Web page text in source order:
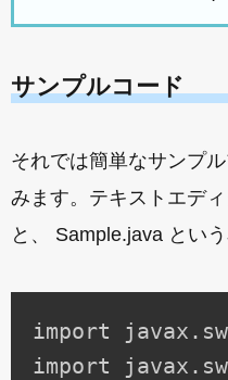
サンプルコード
それでは簡単なサンプ
みます。テキストエデ
と、 Sample.java とい
import
import